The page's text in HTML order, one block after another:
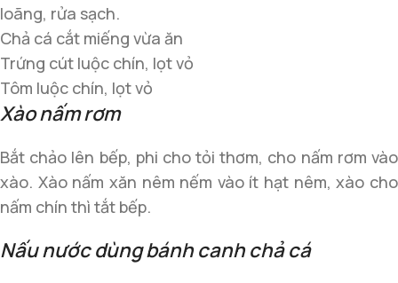
loãng, rửa sạch.
Chả cá cắt miếng vừa ăn
Trứng cút luộc chín, lọt vỏ
Tôm luộc chín, lọt vỏ
Xào nấm rơm
Bắt chảo lên bếp, phi cho tỏi thơm, cho nấm rơm vào
xào. Xào nấm xăn nêm nếm vào ít hạt nêm, xào cho
nấm chín thì tắt bếp.
Nấu nước dùng bánh canh chả cá